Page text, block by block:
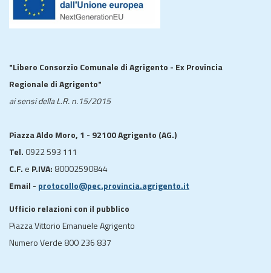
"Libero Consorzio Comunale di Agrigento - Ex Provincia
Regionale di Agrigento"
ai sensi della L.R. n.15/2015
Piazza Aldo Moro, 1 - 92100 Agrigento (AG.)
Tel. 0922 593 111
C.F. e P.IVA: 80002590844
Email - protocollo@pec.provincia.agrigento.it
Ufficio relazioni con il pubblico
Piazza Vittorio Emanuele Agrigento
Numero Verde 800 236 837